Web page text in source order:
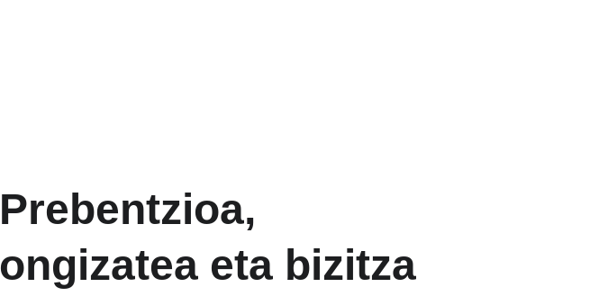
Prebentzioa,
ongizatea eta bizitza